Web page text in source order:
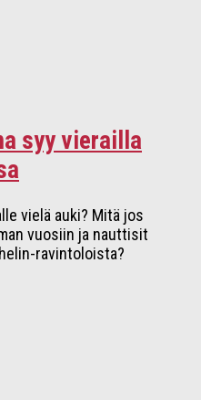
syy vierailla
vielä auki? Mitä jos
vuosiin ja nauttisit
ravintoloista?